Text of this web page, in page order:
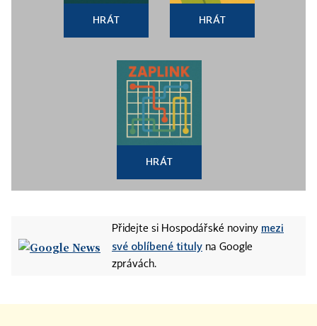
HRÁT HRÁT
HRÁT
Přidejte si Hospodářské noviny mezi
své oblíbené tituly na Google
zprávách.